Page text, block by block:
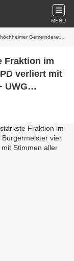
MENU
gewinnen einen Sitz - nun mit Stimmen aller Ortsvereine
Fraktion im
verliert mit
UWG
aller